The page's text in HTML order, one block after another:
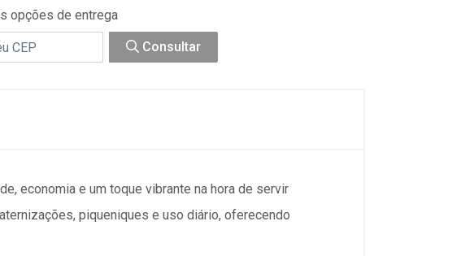
opções de entrega
Consultar
economia e um toque vibrante na hora de servir
piqueniques e uso diário, oferecendo